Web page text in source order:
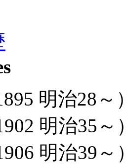
明治28～
明治35～
明治39～